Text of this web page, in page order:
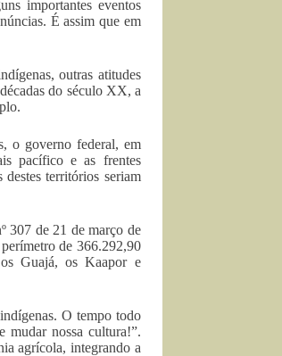
importantes eventos
É assim que em
outras atitudes
do século XX, a
o governo federal, em
pacífico e as frentes
territórios seriam
307 de 21 de março de
de 366.292,90
Guajá, os Kaapor e
O tempo todo
mudar nossa cultura!”.
agrícola, integrando a